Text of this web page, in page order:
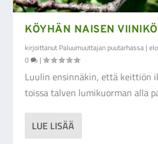
KÖYHÄN NAISEN
kirjoittanut Paluumuuttajan puutarhassa |
0
|
Luulin ensinnäkin, että keittiön
toissa talven lumikuorman alla
LUE LISÄÄ